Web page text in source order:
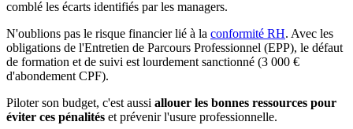
comblé les écarts identifiés par les managers.
N'oublions pas le risque financier lié à la conformité RH. Avec les
obligations de l'Entretien de Parcours Professionnel (EPP), le défaut
de formation et de suivi est lourdement sanctionné (3 000 €
d'abondement CPF).
Piloter son budget, c'est aussi allouer les bonnes ressources pour
éviter ces pénalités et prévenir l'usure professionnelle.